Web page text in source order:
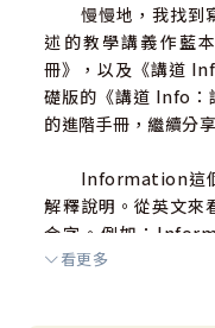
慢慢地，我找到寫
述的教學講義作藍
冊》，以及《講道
礎版的《講道 Info：
的進階手冊，繼續分
Information這個
解釋說明。從英文來
合字。例如：
式， Format是指格
看更多